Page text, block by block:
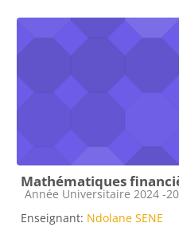
Mathématiques
Catégorie de cours
Année Universitaire 2024 -
Enseignant: Ndolane SENE